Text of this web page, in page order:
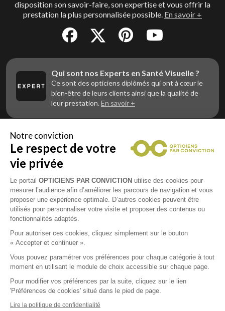
disposition son savoir-faire, son expertise et vous offrir la
prestation la plus personnalisée possible. En savoir +
Qui sont nos Experts en Santé Visuelle ?
Ce sont des opticiens diplômés qui ont à cœur le
bien-être de leurs clients ainsi que la qualité de
leur prestation. En savoir +
Vous êtes un professionnel de la vue et
vous souhaitez nous rejoindre ?
Contactez Alliance Optic, la centrale d’achats et
d’accompagnement des opticiens indépendants
Contacts
Notre conviction
Le respect de votre
vie privée
Le portail OPTICIENS PAR CONVICTION utilise des cookies pour
mesurer l’audience afin d’améliorer les parcours de navigation et vous
proposer une expérience optimale. D’autres cookies peuvent être
utilisés pour personnaliser votre visite et proposer des contenus ou
fonctionnalités adaptés.
Pour autoriser ces cookies, cliquez simplement sur le bouton
« Accepter et continuer ».
Vous pouvez paramétrer vos préférences pour chaque catégorie à tout
moment en utilisant le module de choix accessible sur chaque page.
Pour modifier vos préférences par la suite, cliquez sur le lien
'Préférences de cookies' situé dans le pied de page.
Lire la politique de confidentialité